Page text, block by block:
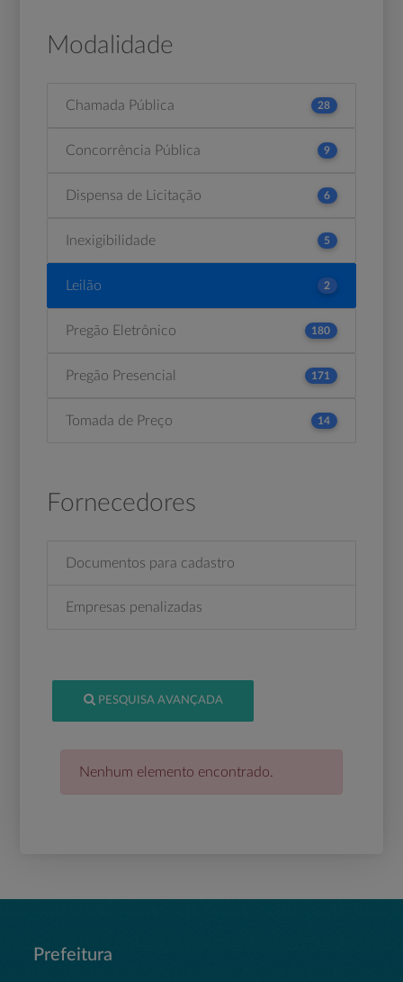
Modalidade
Chamada Pública 28
Concorrência Pública 9
Dispensa de Licitação 6
Inexigibilidade 5
Leilão 2
Pregão Eletrônico 180
Pregão Presencial 171
Tomada de Preço 14
Fornecedores
Documentos para cadastro
Empresas penalizadas
PESQUISA AVANÇADA
Nenhum elemento encontrado.
Prefeitura